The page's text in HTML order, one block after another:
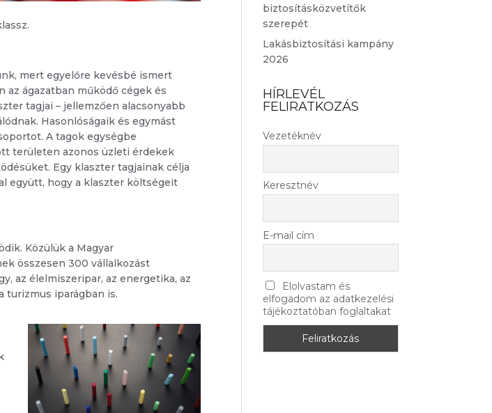
mert egyelőre kevésbé ismert
az ágazatban működő cégek és
tagjai – jellemzően alacsonyabb
Hasonlóságaik és egymást
A tagok egységbe
területen azonos üzleti érdekek
Egy klaszter tagjainak célja
együtt, hogy a klaszter költségeit
Közülük a Magyar
összesen 300 vállalkozást
az élelmiszeripar, az energetika, az
turizmus iparágban is.
biztosításközvetítők
szerepét
Lakásbiztosítási kampány
2026
HÍRLEVÉL
FELIRATKOZÁS
Vezetéknév
Keresztnév
E-mail cím
Elolvastam és
elfogadom az adatkezelési
tájékoztatóban foglaltakat